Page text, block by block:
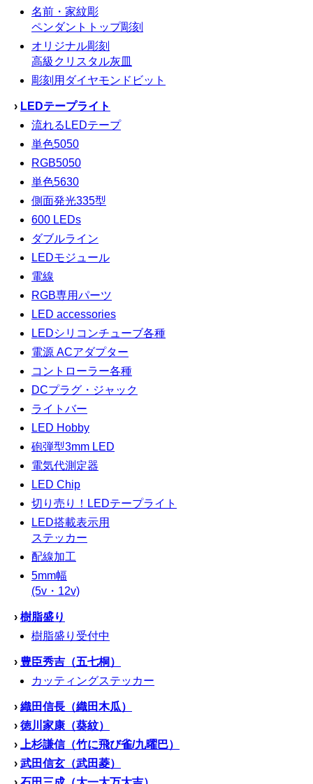
名前・家紋彫
ペンダントトップ彫刻
オリジナル彫刻
高級クリスタル灰皿
彫刻用ダイヤモンドビット
› LEDテープライト
流れるLEDテープ
単色5050
RGB5050
単色5630
側面発光335型
600 LEDs
ダブルライン
LEDモジュール
電線
RGB専用パーツ
LED accessories
LEDシリコンチューブ各種
電源 ACアダプター
コントローラー各種
DCプラグ・ジャック
ライトバー
LED Hobby
砲弾型3mm LED
電気代測定器
LED Chip
切り売り！LEDテープライト
LED搭載表示用
ステッカー
配線加工
5mm幅
(5v・12v)
› 樹脂盛り
樹脂盛り受付中
› 豊臣秀吉（五七桐）
カッティングステッカー
› 織田信長（織田木瓜）
› 徳川家康（葵紋）
›
上杉謙信（竹に飛び雀/九曜巴）
› 武田信玄（武田菱）